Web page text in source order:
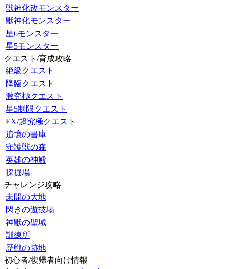
獣神化改モンスター
獣神化モンスター
星6モンスター
星5モンスター
クエスト/育成攻略
絶級クエスト
降臨クエスト
激究極クエスト
星5制限クエスト
EX/超究極クエスト
追憶の書庫
守護獣の森
英雄の神殿
採掘場
チャレンジ攻略
未開の大地
閃きの遊技場
神獣の聖域
訓練所
歴戦の跡地
初心者/復帰者向け情報